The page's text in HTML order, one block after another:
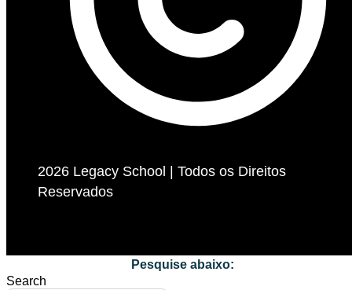
2026 Legacy School | Todos os Direitos
Reservados
Pesquise abaixo:
Search